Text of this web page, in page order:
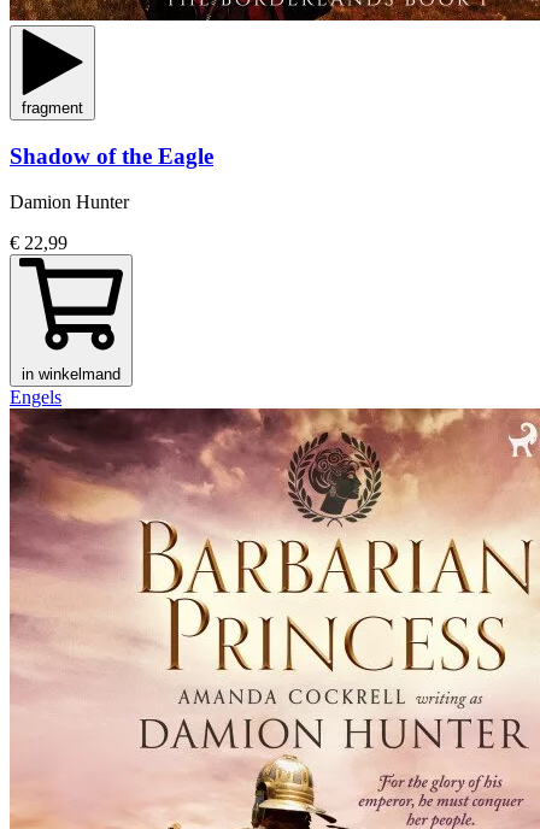
fragment
Shadow of the Eagle
Damion Hunter
€ 22,99
in winkelmand
Engels